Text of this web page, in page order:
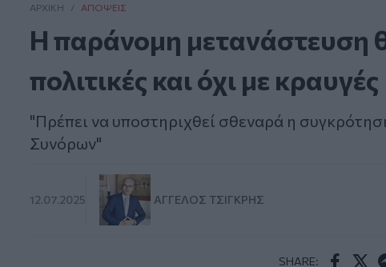
ΑΡΧΙΚΗ / ΑΠΌΨΕΙΣ
Η παράνομη μετανάστευση
πολιτικές και όχι με κραυγές
"Πρέπει να υποστηριχθεί σθεναρά η
Συνόρων"
12.07.2025 ΆΓΓΕΛΟΣ ΤΣΙΓΚΡΉΣ
SHARE: